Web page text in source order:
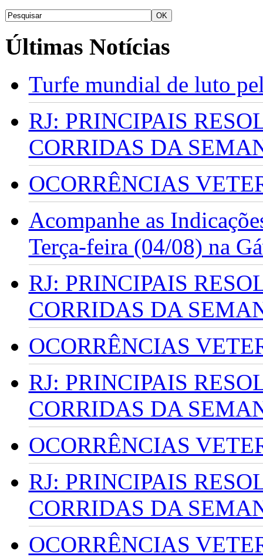
Últimas Notícias
Turfe mundial de luto
RJ: PRINCIPAIS
CORRIDAS DA
OCORRÊNCIAS
Acompanhe as
Terça-feira (04/08) na
RJ: PRINCIPAIS
CORRIDAS DA
OCORRÊNCIAS
RJ: PRINCIPAIS
CORRIDAS DA
OCORRÊNCIAS
RJ: PRINCIPAIS
CORRIDAS DA
OCORRÊNCIAS